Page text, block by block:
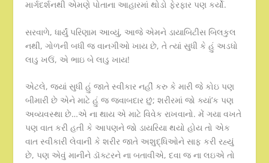
માર્ગદર્શનથી એમણે પોતાના આહારમાં થોડો ફેરફાર પણ કર્યો.
સરવાળે, ધાર્યું પરિણામ આવ્યું, આજે એમને ડાયાબિટીસ બિલકુલ
નથી, ગોળની બધી જ વાનગીઓ ખાય છે, તે ત્યાં સુધી કે હું અડધો
લાડુ ખઉં, એ ભાઇ બે લાડુ ખાય!
એટલે, જ્યાં સુધી હું જાતે સ્વીકાર નહીં કરુ કે મારી જે કોઇ પણ
બીમારી છે એને માટે હું જ જવાબદાર છું; શરીરમાં જો ક્યાં’ક પણ
અવ્યવસ્થા છે…એ ના થાય એ માટે વિવેક રાખવાનો. મેં ગયા વખતે
પણ વાત કરી હતી કે આપણને જો ડાયરિયા થયો હોય તો એક
વાત સ્વીકારી લેવાની કે શરીર જાતે અશુદ્ધિઓને સાફ કરી રહ્યું
છે, પણ એવું માનીને ડૉક્ટરને ના બતાવીએ, દવા જ ના લઇએ તો